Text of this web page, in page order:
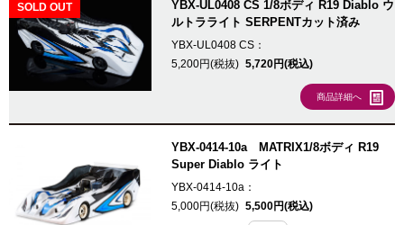
YBX-UL0408 CS 1/8ボディ R19 Diablo ウ
ルトラライト SERPENTカット済み
YBX-UL0408 CS：
5,200円(税抜) 5,720円(税込)
商品詳細へ
SOLD OUT
YBX-0414-10a MATRIX1/8ボディ R19
Super Diablo ライト
YBX-0414-10a：
5,000円(税抜) 5,500円(税込)